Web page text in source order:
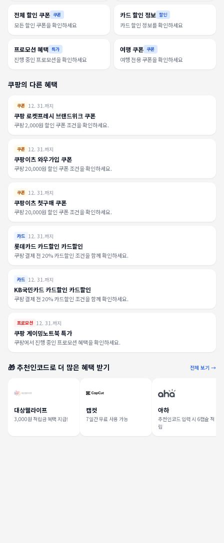
전체 할인 쿠폰 쿠폰
모든 할인 쿠폰을 확인하세요
카드 할인 정보 할인
카드 할인 정보를 확인하세요
프로모션 혜택 특가
진행 중인 프로모션을 확인하세요
여행 쿠폰 쿠폰
여행 전용 쿠폰을 확인하세요
쿠팡의 다른 혜택
쿠폰 12. 31.까지
쿠팡 로켓프레시 브랜드위크 쿠폰
쿠팡 2,000원 할인 쿠폰 조건을 확인하세요.
쿠폰 12. 31.까지
쿠팡이츠 와우가입 쿠폰
쿠팡 20,000원 할인 쿠폰 조건을 확인하세요.
쿠폰 12. 31.까지
쿠팡이츠 첫구매 쿠폰
쿠팡 20,000원 할인 쿠폰 조건을 확인하세요.
카드 12. 31.까지
롯데카드 카드할인 카드할인
쿠팡 결제 전 20% 카드할인 조건을 함께 확인하세요.
카드 12. 31.까지
KB국민카드 카드할인 카드할인
쿠팡 결제 전 20% 카드할인 조건을 함께 확인하세요.
프로모션 12. 31.까지
쿠팡 게이밍노트북 특가
쿠팡에서 진행 중인 프로모션 혜택을 확인하세요.
🎁 추천인코드로 더 많은 혜택 받기 전체 보기 →
대상웰라이프
3,000원 적립금 혜택 지급!
캡컷
7일간 무료 사용 가능
아하
추천인코드 입력 시 6캡슐 적
립